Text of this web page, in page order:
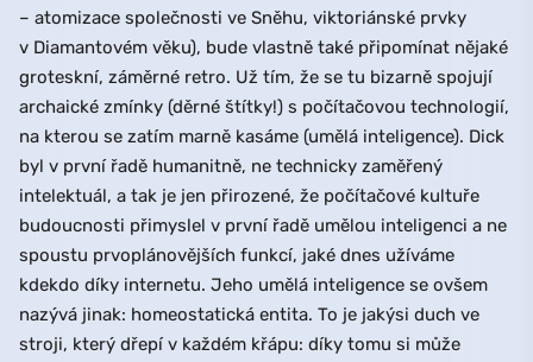
– atomizace společnosti ve Sněhu, viktoriánské prvky
v Diamantovém věku), bude vlastně také připomínat nějaké
groteskní, záměrné retro. Už tím, že se tu bizarně spojují
archaické zmínky (děrné štítky!) s počítačovou technologií,
na kterou se zatím marně kasáme (umělá inteligence). Dick
byl v první řadě humanitně, ne technicky zaměřený
intelektuál, a tak je jen přirozené, že počítačové kultuře
budoucnosti přimyslel v první řadě umělou inteligenci a ne
spoustu prvoplánovějších funkcí, jaké dnes užíváme
kdekdo díky internetu. Jeho umělá inteligence se ovšem
nazývá jinak: homeostatická entita. To je jakýsi duch ve
stroji, který dřepí v každém křápu: díky tomu si může